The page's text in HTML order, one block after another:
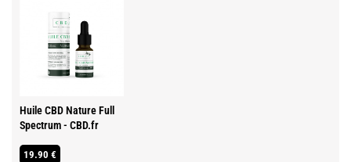
Huile CBD Nature Full
Spectrum - CBD.fr
19.90 €